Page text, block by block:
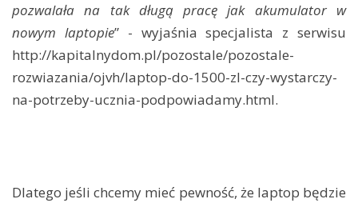
pozwalała na tak długą pracę jak akumulator w
nowym laptopie” - wyjaśnia specjalista z serwisu
http://kapitalnydom.pl/pozostale/pozostale-
rozwiazania/ojvh/laptop-do-1500-zl-czy-wystarczy-
na-potrzeby-ucznia-podpowiadamy.html.
Dlatego jeśli chcemy mieć pewność, że laptop będzie